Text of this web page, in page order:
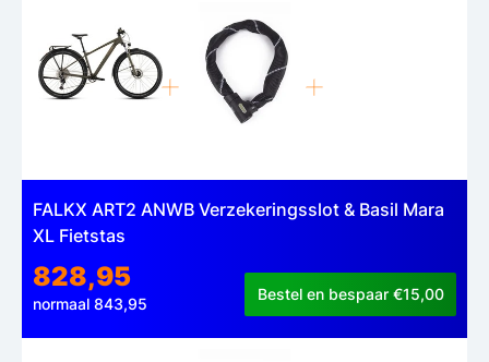
FALKX ART2 ANWB Verzekeringsslot & Basil Mara
XL Fietstas
828,95
normaal 843,95
Bestel en bespaar €15,00